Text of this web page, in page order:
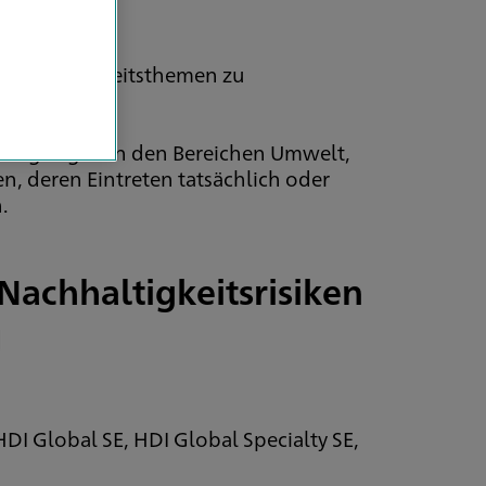
zu
in den Bereichen Umwelt,
deren Eintreten tatsächlich oder
Global SE, HDI Global Specialty SE,